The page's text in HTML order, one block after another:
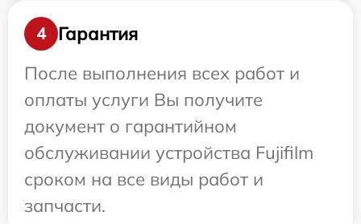
4
Гарантия
После выполнения всех работ и
оплаты услуги Вы получите
документ о гарантийном
обслуживании устройства Fujifilm
сроком на все виды работ и
запчасти.